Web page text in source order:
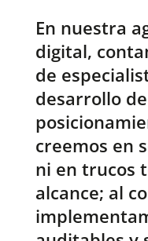
En nuestra
digital,
de
desarrollo
creemos en
ni en trucos
alcance; al